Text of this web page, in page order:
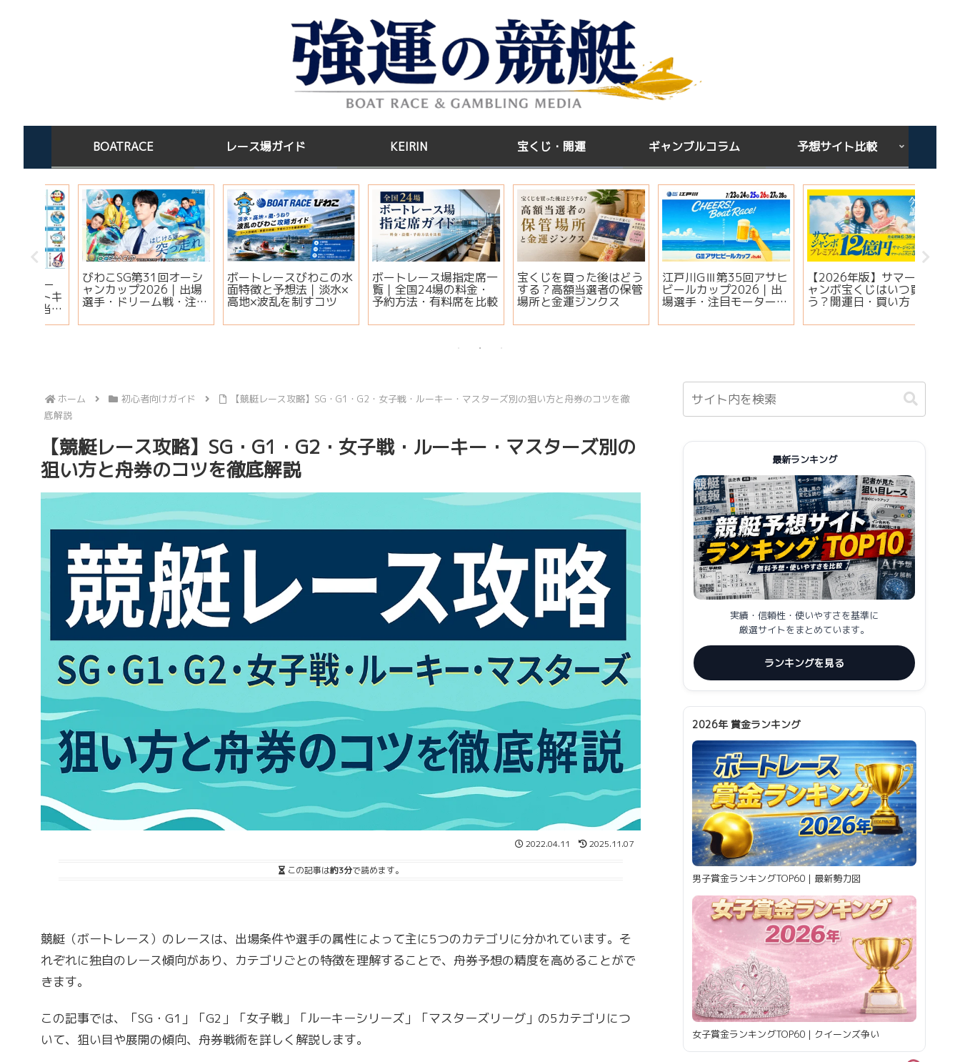
BOATRACE レース場ガイド KEIRIN 宝くじ・開運 ギャンブルコラム 予想サイト比較
ボートレース場指定席一
覧｜全国24場の料金・
予約方法・有料席を比較
宝くじを買った後はどう
する？高額当選者の保管
場所と金運ジンクス
江戸川GⅢ第35回アサヒ
ビールカップ2026｜出
場選手・注目モーター・
【2026年版】サマージ
ャンボ宝くじはいつ買
う？開運日・買い方・連
説
下関GⅢオールレディー
ス ジュエルセブンカッ
プ2026｜出場選手・注
報まとめ
宝くじを買う時間は関係
ある？朝・昼・夜で当た
りやすい時間帯と金運ジ
ホーム 初心者向けガイド
【競艇レース攻略】SG・G1・G2・女子戦・ルーキー・マスターズ別の狙い方と舟券のコツを徹
底解説
【競艇レース攻略】SG・G1・G2・女子戦・ルーキー・マスターズ別の
狙い方と舟券のコツを徹底解説
2022.04.11 2025.11.07
この記事は約3分で読めます。
競艇（ボートレース）のレースは、出場条件や選手の属性によって主に5つのカテゴリに分かれています。そ
れぞれに独自のレース傾向があり、カテゴリごとの特徴を理解することで、舟券予想の精度を高めることがで
きます。
この記事では、「SG・G1」「G2」「女子戦」「ルーキーシリーズ」「マスターズリーグ」の5カテゴリにつ
いて、狙い目や展開の傾向、舟券戦術を詳しく解説します。
最新ランキング
実績・信頼性・使いやすさを基準に
厳選サイトをまとめています。
ランキングを見る
2026年 賞金ランキング
男子賞金ランキングTOP60｜最新勢力図
女子賞金ランキングTOP60｜クイーンズ争い